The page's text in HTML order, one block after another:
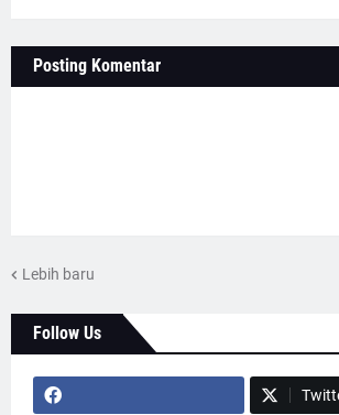
Posting Komentar
Lebih baru
Follow Us